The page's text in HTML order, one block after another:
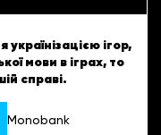
ігор,
мови в іграх, то
справі.
Monobank